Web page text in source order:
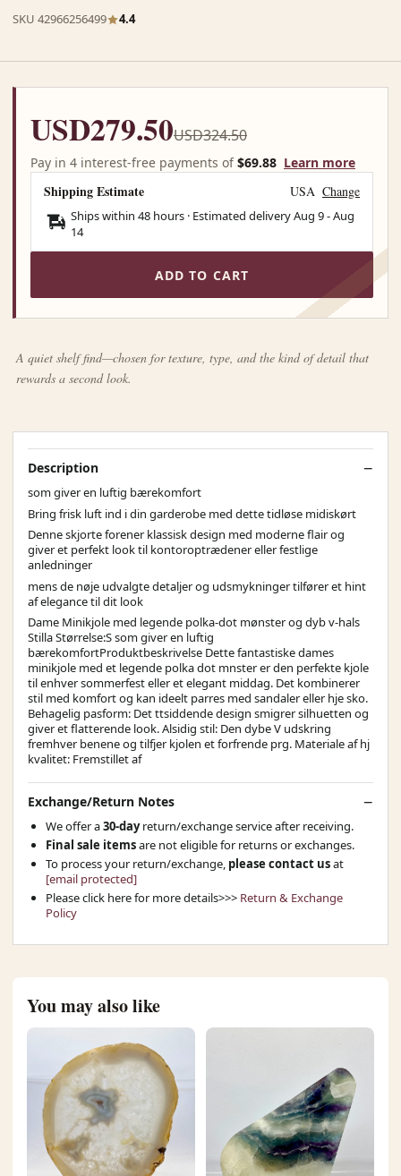
SKU 42966256499 4.4
USD279.50USD324.50
Pay in 4 interest-free payments of$69.88 Learn more
Shipping Estimate USA Change
Ships within 48 hours · Estimated deliveryAug 9-Aug
14
ADD TO CART
A quiet shelf find—chosen for texture, type, and the kind of detail that
rewards a second look.
Description
som giver en luftig bærekomfort
Bring frisk luft ind i din garderobe med dette tidløse midiskørt
Denne skjorte forener klassisk design med moderne flair og
giver et perfekt look til kontoroptrædener eller festlige
anledninger
mens de nøje udvalgte detaljer og udsmykninger tilfører et hint
af elegance til dit look
Dame Minikjole med legende polka-dot mønster og dyb v-hals
Stilla Størrelse:S som giver en luftig
bærekomfortProduktbeskrivelse Dette fantastiske dames
minikjole med et legende polka dot mnster er den perfekte kjole
til enhver sommerfest eller et elegant middag. Det kombinerer
stil med komfort og kan ideelt parres med sandaler eller hje sko.
Behagelig pasform: Det ttsiddende design smigrer silhuetten og
giver et flatterende look. Alsidig stil: Den dybe V udskring
fremhver benene og tilfjer kjolen et forfrende prg. Materiale af hj
kvalitet: Fremstillet af
Exchange/Return Notes
We offer a30-dayreturn/exchange service after receiving.
Final sale itemsare not eligible for returns or exchanges.
To process your return/exchange, please contact usat
[email protected]
Please click here for more details>>> Return & Exchange
Policy
You may also like